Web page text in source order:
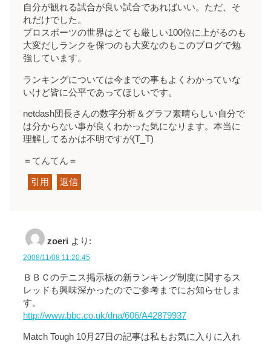
自分が観れる試合が良い試合であればいい。ただ、そ
れだけでした。
プロスポーツの世界はとても厳しい100位に上がるのも
大変だしランクを保つのも大変なのもこのブログで勉
強しています。
ランキングについては今までの事もよくわかっていな
いけど皆に公平であってほしいです。
netdash団長さんの数字分析＆グラフ素晴らしい自分で
は分からない事が良くわかった気になります。本当に
理解してるかは不明ですが(T_T)
＝てんてん＝
引用 返信
zoeri より:
2008/11/08 11:20:45
ＢＢＣのテニス掲示板の新ランキング制度に関するス
レッドも興味深かったのでご参考までにお知らせしま
す。
http://www.bbc.co.uk/dna/606/A42879937
Match Tough 10月27日の記事は私もお気に入りに入れ